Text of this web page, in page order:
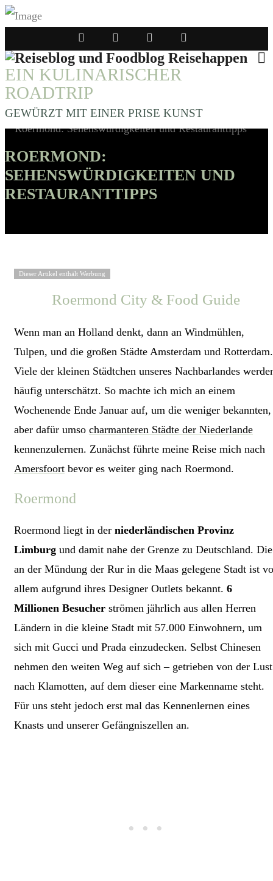
EIN KULINARISCHER
ROADTRIP
GEWÜRZT MIT EINER PRISE KUNST
ROERMOND:
SEHENSWÜRDIGKEITEN UND
RESTAURANTTIPPS
Roermond City & Food Guide
Dieser Artikel enthält Werbung
Wenn man an Holland denkt, dann an Windmühlen,
Tulpen, und die großen Städte Amsterdam und Rotterdam.
Viele der kleinen Städtchen unseres Nachbarlandes
häufig unterschätzt. So machte ich mich an einem
Wochenende Ende Januar auf, um die weniger bekannten,
aber dafür umso charmanteren Städte der Niederlande
kennenzulernen. Zunächst führte meine Reise mich nach
Amersfoort bevor es weiter ging nach Roermond.
Roermond
Roermond liegt in der niederländischen Provinz
Limburg und damit nahe der Grenze zu Deutschland. Die
an der Mündung der Rur in die Maas gelegene Stadt ist
allem aufgrund ihres Designer Outlets bekannt. 6
Millionen Besucher strömen jährlich aus allen Herren
Ländern in die kleine Stadt mit 57.000 Einwohnern, um
sich mit Gucci und Prada einzudecken. Selbst Chinesen
nehmen den weiten Weg auf sich – getrieben von der Lust
nach Klamotten, auf dem dieser eine Markenname steht.
Für uns steht jedoch erst mal das Kennenlernen eines
Knasts und unserer Gefängniszellen an.